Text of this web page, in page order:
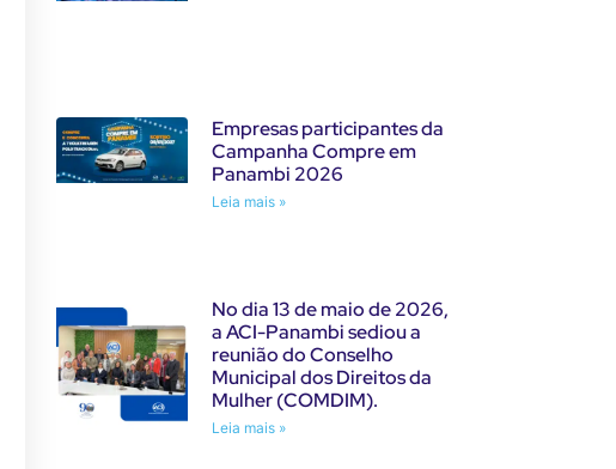
Empresas participantes da
Campanha Compre em
Panambi 2026
Leia mais »
No dia 13 de maio de 2026,
a ACI-Panambi sediou a
reunião do Conselho
Municipal dos Direitos da
Mulher (COMDIM).
Leia mais »